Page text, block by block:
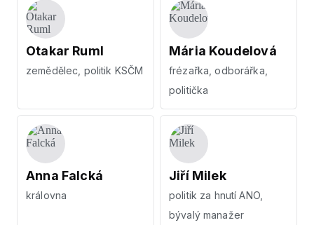
Otakar Ruml
zemědělec, politik KSČM
Mária Koudelová
frézařka, odborářka,
politička
Anna Falcká
královna
Jiří Milek
politik za hnutí ANO,
bývalý manažer